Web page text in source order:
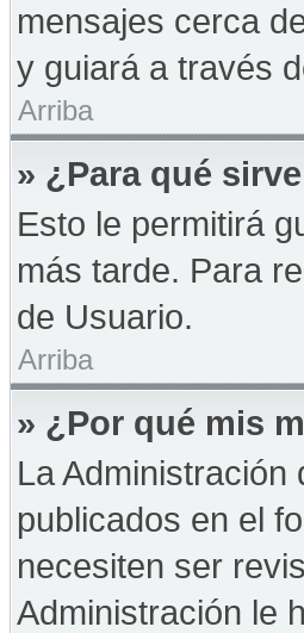
mensajes cerca
y guiará a través
Arriba
» ¿Para qué
Esto le permitirá
más tarde. Para
de Usuario.
Arriba
» ¿Por qué mis
La
publicados en el
necesiten ser
Administración le